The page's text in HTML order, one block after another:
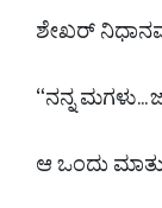
ಶೇಖರ್
“ನನ್ನ ಮಗಳು...
ಆ ಒಂದು